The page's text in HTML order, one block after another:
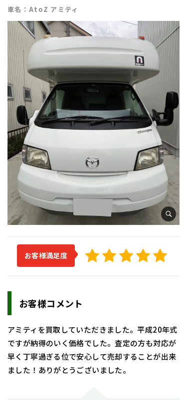
車名：AtoZ アミティ
お客様満足度
お客様コメント
アミティを買取していただきました。平成20年式
ですが納得のいく価格でした。査定の方も対応が
早く丁寧過ぎる位で安心して売却することが出来
ました！ありがとうございました。